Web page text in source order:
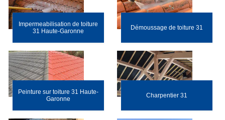
Impermeabilisation de toiture
31 Haute-Garonne
Démoussage de toiture 31
Peinture sur toiture 31 Haute-
Garonne
Charpentier 31